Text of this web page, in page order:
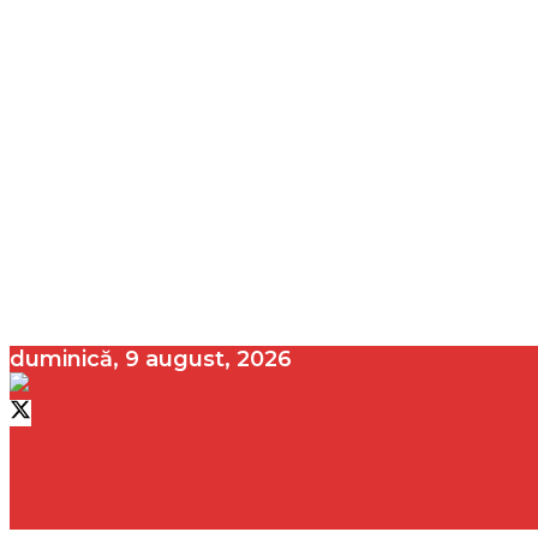
duminică, 9 august, 2026